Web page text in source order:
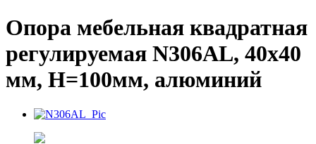
Опора мебельная квадратная
регулируемая N306AL, 40х40
мм, H=100мм, алюминий